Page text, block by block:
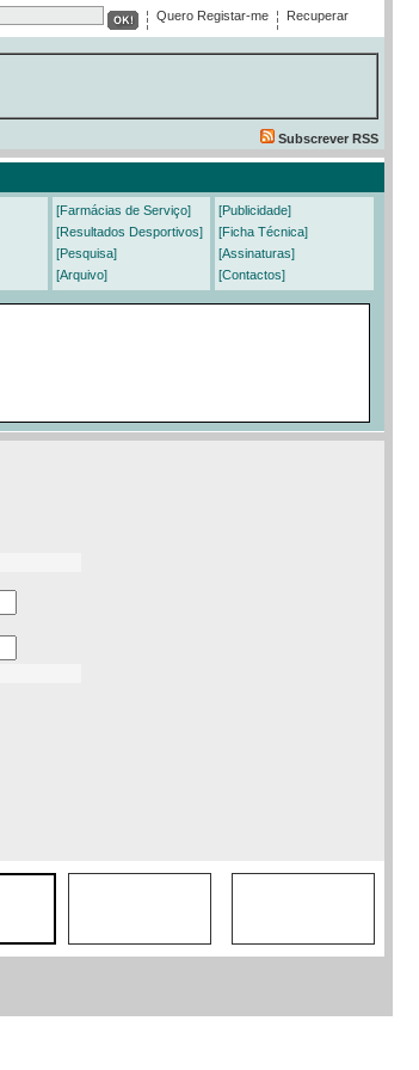
Quero Registar-me
Recuperar
Subscrever RSS
[Farmácias de Serviço]
[Resultados Desportivos]
[Pesquisa]
[Arquivo]
[Publicidade]
[Ficha Técnica]
[Assinaturas]
[Contactos]